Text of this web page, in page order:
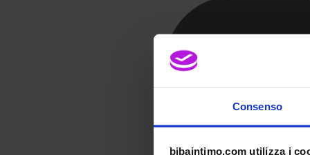
Consenso
bibaintimo.com utilizza i